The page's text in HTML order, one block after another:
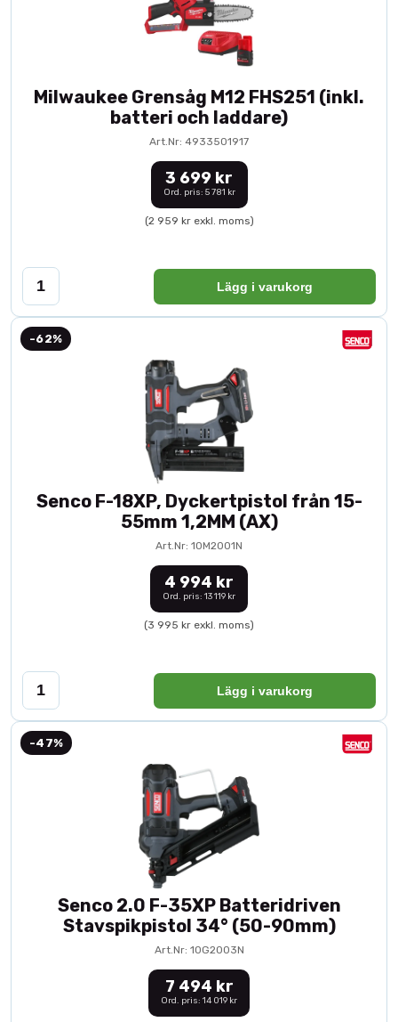
Milwaukee Grensåg M12 FHS251 (inkl.
batteri och laddare)
Art.Nr: 4933501917
3 699 kr
Ord. pris: 5 781 kr
(2 959 kr exkl. moms)
Lägg i varukorg
-62%
Senco F-18XP, Dyckertpistol från 15-
55mm 1,2MM (AX)
Art.Nr: 10M2001N
4 994 kr
Ord. pris: 13 119 kr
(3 995 kr exkl. moms)
Lägg i varukorg
-47%
Senco 2.0 F-35XP Batteridriven
Stavspikpistol 34° (50-90mm)
Art.Nr: 10G2003N
7 494 kr
Ord. pris: 14 019 kr